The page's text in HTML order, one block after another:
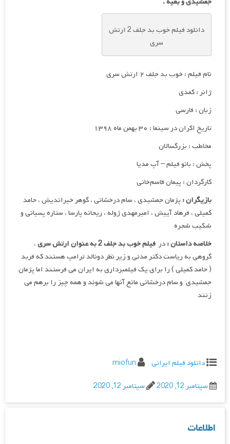
دانلود فیلم خوب بد جلف 2 ارتش
سری
نام فیلم : خوب بد جلف ۲ ارتش سری
ژانر : کمدی
زبان : فارسی
تاریخ اکران در سینما : ۳۰ بهمن ماه ۱۳۹۸
مخاطب : بزرگسالان
پخش : بانو فیلم – آپ مدیا
کارگردان : پیمان قاسم‌خانی
بازیگران : پژمان جمشیدی ، سام درخشانی ، گوهر خیراندیش ، حامد
کمیلی ، فرهاد آییش ، امیرمهدی ژوله ، ریحانه پارسا ، ستاره پسیانی و
شکیب شجره
خلاصه داستان :در فیلم خوب بد جلف 2 به عنوان ارتش سری
،
گروهی به ریاست دکتر مدنی و زیر نظر دونالد ترامپ هستند که فربد
( حامد کمیلی ) را برای یک فیلمبرداری به ایران می فرستند اما پژمان
جمشیدی و سام درخشانی مانع آنها می شوند و همه چیز را برهم می
زنند
دانلود فیلم ایرانی
miofun
سپتامبر 12, 2020
سپتامبر 12, 2020
اطلاعات